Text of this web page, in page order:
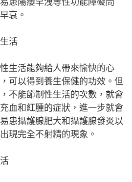
患陽痿早洩等性功能障礙問
衰。
活
生活能夠給人帶來愉快的心
可以得到養生保健的功效。但
不能節制性生活的次數，就會
血和紅腫的症狀，進一步就會
患攝護腺肥大和攝護腺發炎以
現完全不射精的現象。